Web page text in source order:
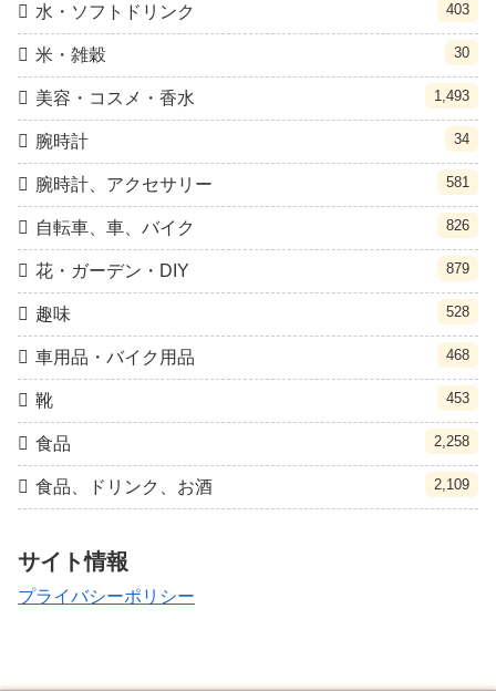
水・ソフトドリンク 403
米・雑穀 30
美容・コスメ・香水 1,493
腕時計 34
腕時計、アクセサリー 581
自転車、車、バイク 826
花・ガーデン・DIY 879
趣味 528
車用品・バイク用品 468
靴 453
食品 2,258
食品、ドリンク、お酒 2,109
サイト情報
プライバシーポリシー